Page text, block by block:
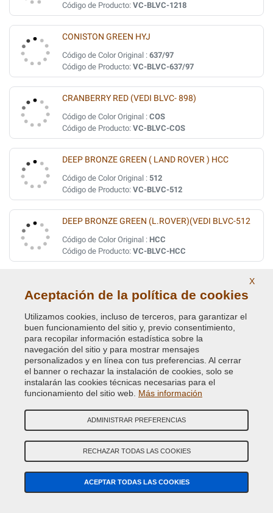
Código de Producto: VC-BLVC-1218
CONISTON GREEN HYJ
Código de Color Original : 637/97
Código de Producto: VC-BLVC-637/97
CRANBERRY RED (VEDI BLVC- 898)
Código de Color Original : COS
Código de Producto: VC-BLVC-COS
DEEP BRONZE GREEN ( LAND ROVER ) HCC
Código de Color Original : 512
Código de Producto: VC-BLVC-512
DEEP BRONZE GREEN (L.ROVER)(VEDI BLVC-512
Código de Color Original : HCC
Código de Producto: VC-BLVC-HCC
Código de Color Original :419
Código de Producto: VC-BLVC-419
EASTNOR GREEN (L.ROVER)(VEDI BLVC-419
Código de Color Original :HUJ
Código de Producto:VC-BLVC-HUJ
Código de Color Original : 997
Código de Color Original :JSA
X
Aceptación de la política de cookies
Utilizamos cookies, incluso de terceros, para garantizar el
buen funcionamiento del sitio y, previo consentimiento,
para recopilar información estadística sobre la
navegación del sitio y para mostrar mensajes
personalizados y en línea con tus preferencias. Al cerrar
el banner o rechazar la instalación de cookies, solo se
instalarán las cookies técnicas necesarias para el
funcionamiento del sitio web. Más información
ADMINISTRAR PREFERENCIAS
RECHAZAR TODAS LAS COOKIES
ACEPTAR TODAS LAS COOKIES